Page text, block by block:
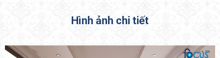
Hình ảnh chi tiết